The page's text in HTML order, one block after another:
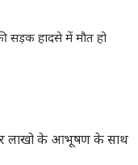
सड़क हादसे में मौत हो
लाखो के आभूषण के साथ